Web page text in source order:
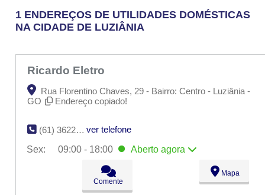
1 ENDEREÇOS DE UTILIDADES DOMÉSTICAS
NA CIDADE DE LUZIÂNIA
Ricardo Eletro
Rua Florentino Chaves, 29 - Bairro: Centro - Luziânia -
GO
Endereço copiado!
(61) 3622-4953
ver telefone
Sex:
09:00 - 18:00 Aberto agora
09:00 - 18:00
09:00 - 18:00
09:00 - 18:00
Comente
Mapa